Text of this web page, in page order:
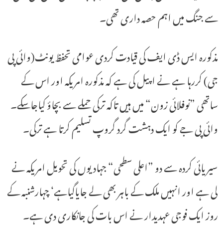
سے جنگ میں اہم حصہ داری تھی۔
مذکورہ ایس ڈی ایف کی قیادت کردی عوامی تحفظ یونٹ(وائی پی
جی) کررہا ہے نے اپیل کی ہے کہ مذکورہ امریکہ اور اس کے
ساتھی ”نوفلائی زون“ میں ہیں تاکہ ترکی حملے سے بچاؤ کیاجاسکے۔
وائی پی جے کو ایک دہشت گرد گروپ تسلیم کرتا ہے ترکی۔
سیریائی کردہ سے دو ”اعلی سطحی“ جہادیوں کی تحویل امریکہ نے
لی ہے اور انہیں ملک کے باہر بھی لے جایاگیاہے‘ چہارشنبہ کے
روز ایک فوجی عہدیدار نے اس بات کی جانکاری دی ہے۔